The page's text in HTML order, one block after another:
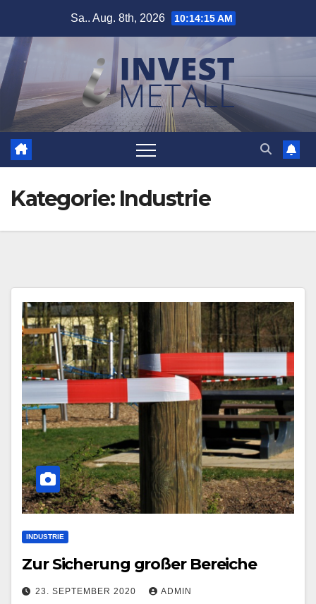
springen
Sa.. Aug. 8th, 2026 10:14:15 AM
Kategorie: Industrie
INDUSTRIE
Zur Sicherung großer Bereiche
23. SEPTEMBER 2020 ADMIN